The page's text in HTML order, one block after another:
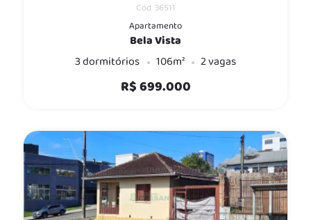
Cód. 36511
Apartamento
Bela Vista
3 dormitórios
106m² 2 vagas
R$ 699.000